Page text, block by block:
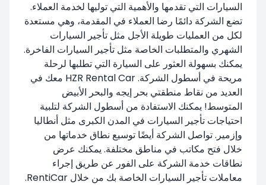
السيارات التي تقدمها والأهمية التي توليها لخدمة العملاء.
تضع الشركة دائمًا رضا العملاء في المقدمة، وهي مستعدة
لكل من العمليات طويلة الأجل مثل تأجير السيارات
الشهري والمتطلبات الخاصة مثل تأجير السيارات الفاخرة.
يمكنك بسهولة العثور على السيارة التي تطلبها لرحلة
مريحة في أسطول الشركة. HZR Rental Car معك في
العديد من نقاط منطقتي بحر إيجه والبحر الأبيض
المتوسط! يمكنك الاستفادة من أسطول الشركة لتلبية
احتياجات تأجير السيارات في المدن الكبرى مثل أنطاليا
وإزمير. تواصل الشركة أيضًا توسيع نطاق خدماتها من
خلال فتح مكاتب في مناطق مختلفة. يمكنك عرض
نطاقات خدمة الشركة على الفور عن طريق إجراء
معاملات تأجير السيارات الخاصة بك من خلال RentiCar.